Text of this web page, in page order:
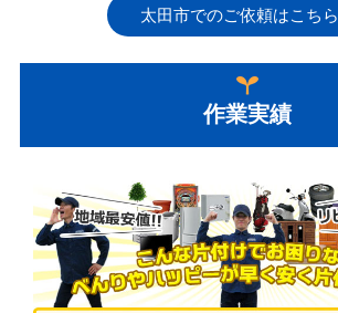
太田市でのご依頼はこちら
作業実績